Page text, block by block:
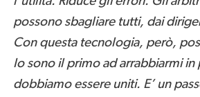
possono sbagliare tutti, dai
Con questa tecnologia, però,
Io sono il primo ad arrabbiarmi in
dobbiamo essere uniti. E’ un